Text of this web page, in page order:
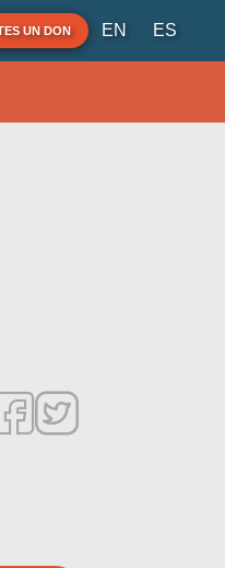
UN DON EN ES